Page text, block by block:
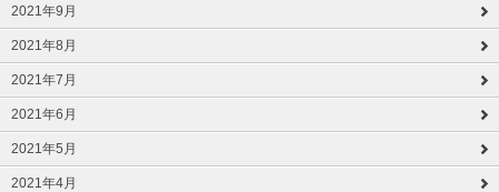
2021年9月
2021年8月
2021年7月
2021年6月
2021年5月
2021年4月